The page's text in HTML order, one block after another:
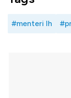
#menteri lh